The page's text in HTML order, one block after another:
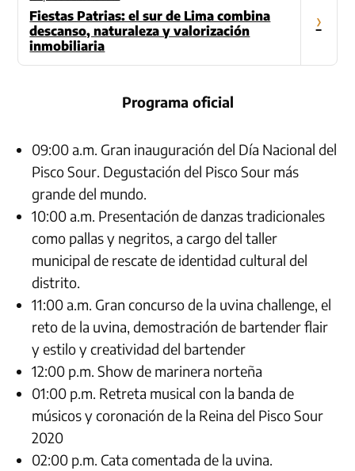
Fiestas Patrias: el sur de Lima combina
descanso, naturaleza y valorización
inmobiliaria
›
Programa oficial
09:00 a.m. Gran inauguración del Día Nacional del
Pisco Sour. Degustación del Pisco Sour más
grande del mundo.
10:00 a.m. Presentación de danzas tradicionales
como pallas y negritos, a cargo del taller
municipal de rescate de identidad cultural del
distrito.
11:00 a.m. Gran concurso de la uvina challenge, el
reto de la uvina, demostración de bartender flair
y estilo y creatividad del bartender
12:00 p.m. Show de marinera norteña
01:00 p.m. Retreta musical con la banda de
músicos y coronación de la Reina del Pisco Sour
2020
02:00 p.m. Cata comentada de la uvina.